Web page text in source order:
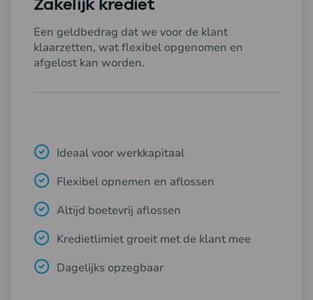
Een geldbedrag dat we voor de klant
klaarzetten, wat flexibel opgenomen en
afgelost kan worden.
Ideaal voor werkkapitaal
Flexibel opnemen en aflossen
Altijd boetevrij aflossen
Kredietlimiet groeit met de klant mee
Dagelijks opzegbaar